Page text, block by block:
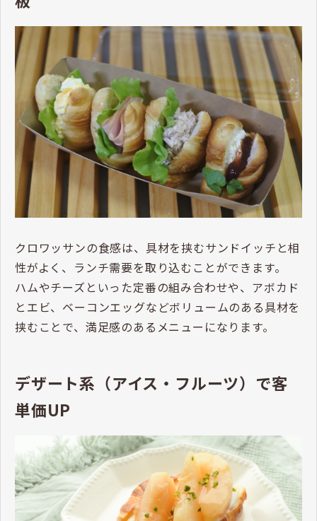
クロワッサンの食感は、具材を挟むサンドイッチと相
性がよく、ランチ需要を取り込むことができます。
ハムやチーズといった定番の組み合わせや、アボカド
とエビ、ベーコンエッグなどボリュームのある具材を
挟むことで、満足感のあるメニューになります。
デザート系（アイス・フルーツ）で客
単価UP